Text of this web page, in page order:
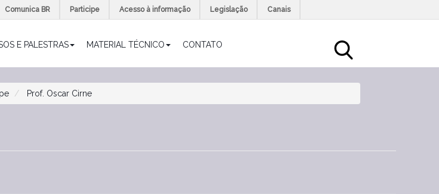
Comunica BR Participe Acesso à informação Legislação Canais
E PALESTRAS MATERIAL TÉCNICO CONTATO
Prof. Oscar Cirne